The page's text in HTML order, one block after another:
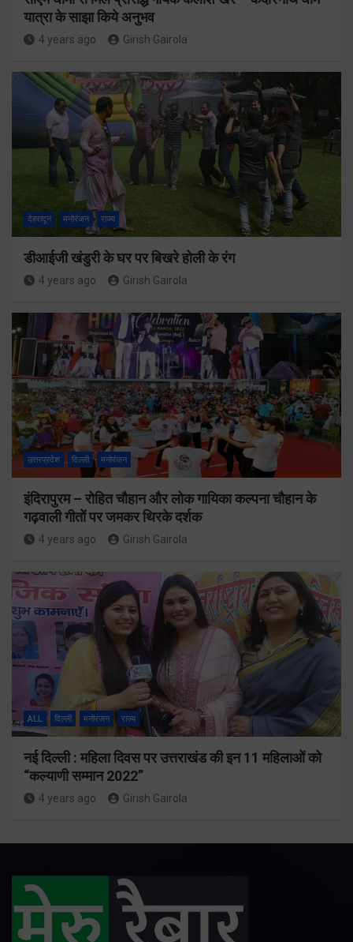
यात्रा के साझा किये अनुभव
4 years ago Girish Gairola
देहरादून मनोरंजन राज्य
डीआईजी खंडुरी के घर पर बिखरे होली के रंग
4 years ago Girish Gairola
उत्तरप्रदेश दिल्ली मनोरंजन
इंदिरापुरम – रोहित चौहान और लोक गायिका कल्पना चौहान के
गढ़वाली गीतों पर जमकर थिरके दर्शक
4 years ago Girish Gairola
ALL दिल्ली मनोरंजन राज्य
नई दिल्ली : महिला दिवस पर उत्तराखंड की इन 11 महिलाओं को
“कल्याणी सम्मान 2022”
4 years ago Girish Gairola